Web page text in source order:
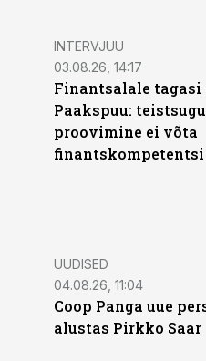
INTERVJUU
03.08.26, 14:17
Finantsalale tagasi
Paakspuu:
proovimine ei võta
finantskompetentsi
UUDISED
04.08.26, 11:04
Coop Panga uue
alustas Pirkko Saar